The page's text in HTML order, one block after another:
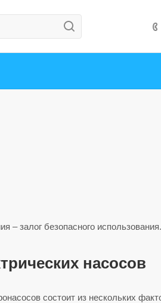
– залог безопасного использования.
насосов
состоит из нескольких